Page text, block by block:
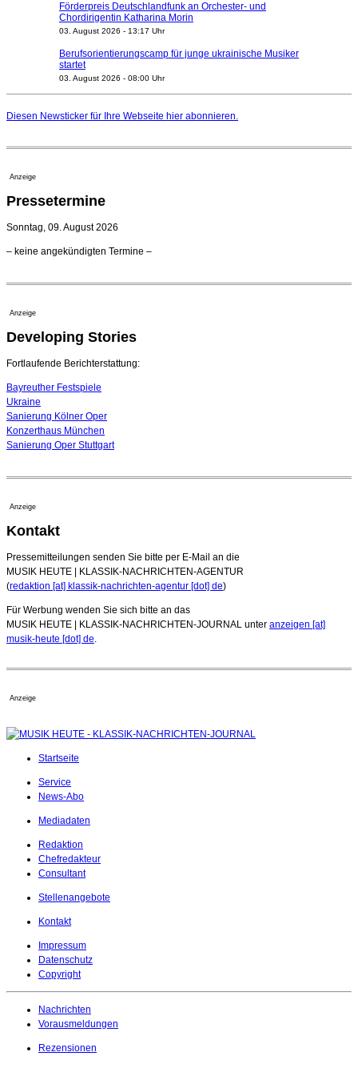
Förderpreis Deutschlandfunk an Orchester- und
Chordirigentin Katharina Morin
03. August 2026 - 13:17 Uhr
Berufsorientierungscamp für junge ukrainische Musiker
startet
03. August 2026 - 08:00 Uhr
Nationaltheater Mannheim
Regensburger Generalmusikdirektor Stefan Veselka
Kammerorchester Heilbronn: Chefdirigent Risto Joost
verlängert bis 2030
Ensemblemitglieder
Dirigent Nicolás Pasquet mit Würth-Preis der
Jeunesses Musicales ausgezeichnet
07. August 2026 - 13:20 Uhr
Diesen Newsticker für Ihre Webseite hier abonnieren.
Anzeige
Pressetermine
Sonntag, 09. August 2026
– keine angekündigten Termine –
Anzeige
Developing Stories
Fortlaufende Berichterstattung:
Bayreuther Festspiele
Ukraine
Sanierung Kölner Oper
Konzerthaus München
Sanierung Oper Stuttgart
Anzeige
Kontakt
Pressemitteilungen senden Sie bitte per E-Mail an die
MUSIK HEUTE | KLASSIK-NACHRICHTEN-AGENTUR
(redaktion [at] klassik-nachrichten-agentur [dot] de)
Für Werbung wenden Sie sich bitte an das
MUSIK HEUTE | KLASSIK-NACHRICHTEN-JOURNAL unter anzeigen [at]
musik-heute [dot] de
Anzeige
Startseite
Service
News-Abo
Mediadaten
Redaktion
Chefredakteur
Consultant
Stellenangebote
Kontakt
Impressum
Datenschutz
Copyright
Nachrichten
Vorausmeldungen
Rezensionen